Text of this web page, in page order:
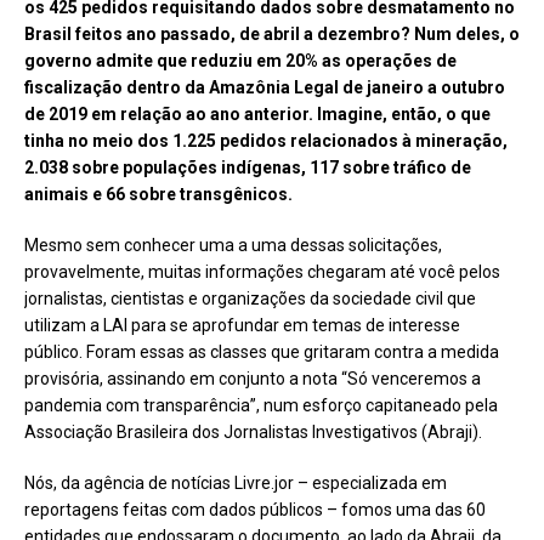
os 425 pedidos requisitando dados sobre desmatamento no
Brasil feitos ano passado, de abril a dezembro? Num deles, o
governo admite que reduziu em 20% as operações de
fiscalização dentro da Amazônia Legal de janeiro a outubro
de 2019 em relação ao ano anterior. Imagine, então, o que
tinha no meio dos 1.225 pedidos relacionados à mineração,
2.038 sobre populações indígenas, 117 sobre tráfico de
animais e 66 sobre transgênicos.
Mesmo sem conhecer uma a uma dessas solicitações,
provavelmente, muitas informações chegaram até você pelos
jornalistas, cientistas e organizações da sociedade civil que
utilizam a LAI para se aprofundar em temas de interesse
público. Foram essas as classes que gritaram contra a medida
provisória, assinando em conjunto a nota “Só venceremos a
pandemia com transparência”, num esforço capitaneado pela
Associação Brasileira dos Jornalistas Investigativos (Abraji).
Nós, da agência de notícias Livre.jor – especializada em
reportagens feitas com dados públicos – fomos uma das 60